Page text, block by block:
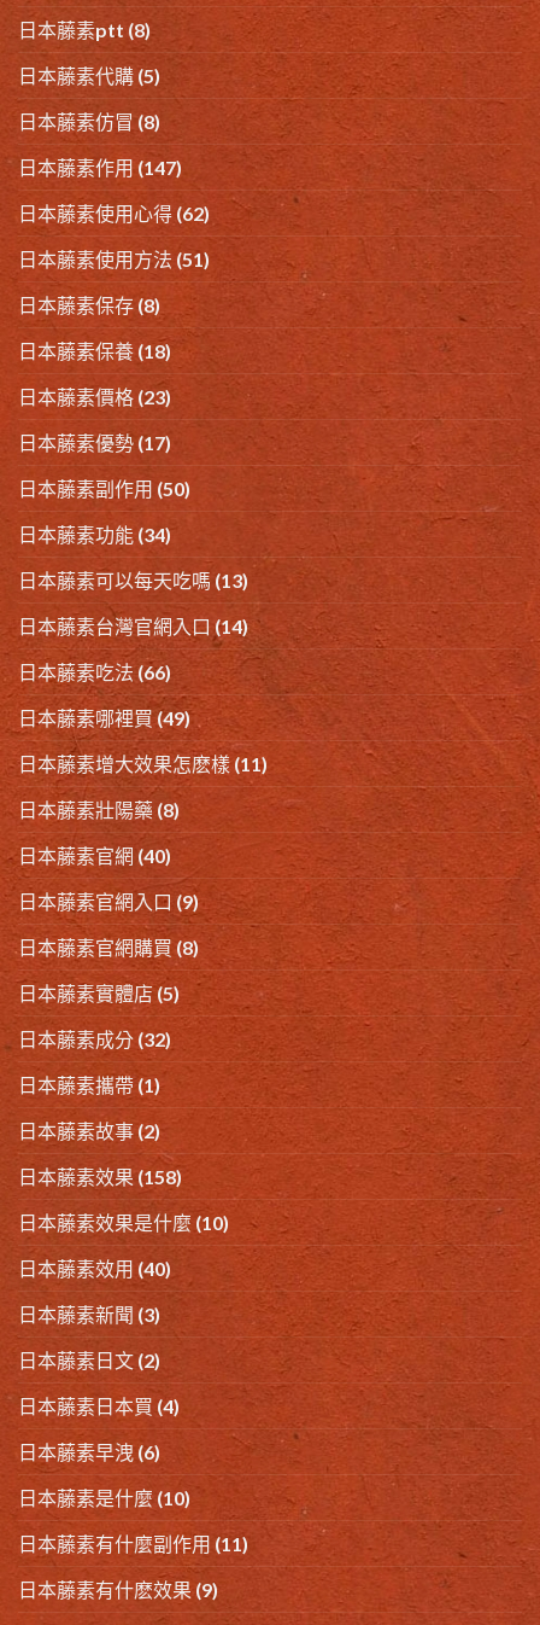
日本藤素ptt (8)
日本藤素代購 (5)
日本藤素仿冒 (8)
日本藤素作用 (147)
日本藤素使用心得 (62)
日本藤素使用方法 (51)
日本藤素保存 (8)
日本藤素保養 (18)
日本藤素價格 (23)
日本藤素優勢 (17)
日本藤素副作用 (50)
日本藤素功能 (34)
日本藤素可以每天吃嗎 (13)
日本藤素台灣官網入口 (14)
日本藤素吃法 (66)
日本藤素哪裡買 (49)
日本藤素增大效果怎麽樣 (11)
日本藤素壯陽藥 (8)
日本藤素官網 (40)
日本藤素官網入口 (9)
日本藤素官網購買 (8)
日本藤素實體店(5)
日本藤素成分 (32)
日本藤素攜帶 (1)
日本藤素故事 (2)
日本藤素效果(158)
日本藤素效果是什麼 (10)
日本藤素效用 (40)
日本藤素新聞 (3)
日本藤素日文 (2)
日本藤素日本買 (4)
日本藤素早洩 (6)
日本藤素是什麼 (10)
日本藤素有什麼副作用 (11)
日本藤素有什麽效果 (9)